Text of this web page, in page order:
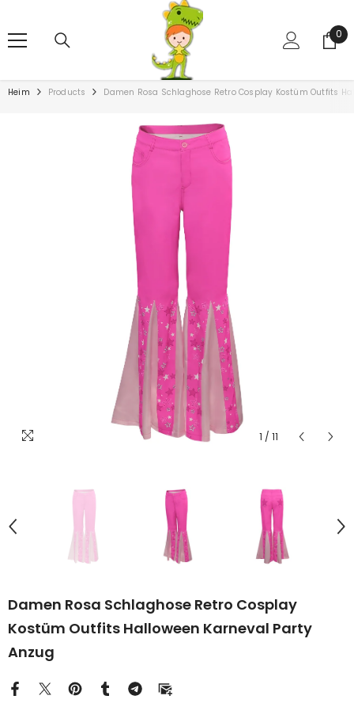
0
0
Heim Products Damen Rosa Schlaghose Retro Cosplay Kostüm Outfits
1 / 11
Damen Rosa Schlaghose Retro Cosplay
Kostüm Outfits Halloween Karneval Party
Anzug